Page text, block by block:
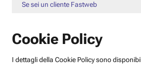
Se sei un cliente Fastweb
Cookie Policy
I dettagli della Cookie Policy sono